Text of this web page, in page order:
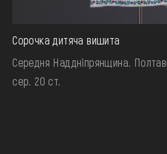
Сорочка дитяча вишита
Середня Наддніпрянщина.
сер. 20 ст.